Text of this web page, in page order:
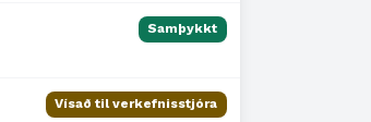
Samþykkt
Vísað til verkefnisstjóra